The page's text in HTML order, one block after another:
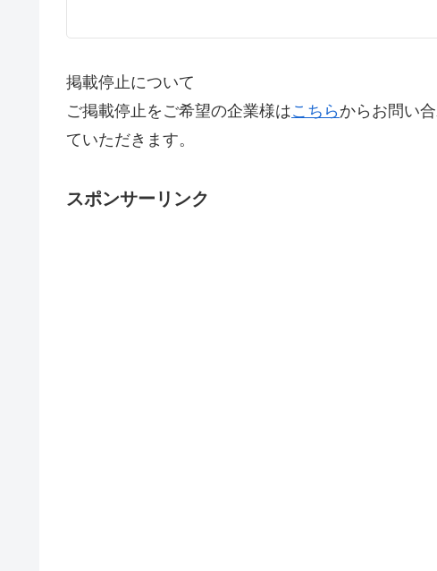
掲載停止について
ご掲載停止をご希望の企業様はこちら からお問い
ていただきます。
スポンサーリンク